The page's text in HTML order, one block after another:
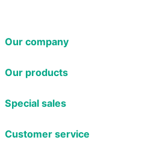
Our company
Our products
Special sales
Customer service